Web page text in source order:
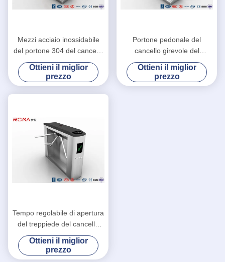
Mezzi acciaio inossidabile
del portone 304 del cancello
girevole del treppiede di
altezza entrambe lettore di
schede direzionale di RFID
Ottieni il miglior
prezzo
Portone pedonale del
cancello girevole del
treppiede, carta/mezzo
controllo di accesso del
cancello girevole altezza
Ottieni il miglior
prezzo
Tempo regolabile di apertura
del treppiede del cancello
girevole del portone di
sicurezza del sistema
elettronico del controllo di
Ottieni il miglior
prezzo